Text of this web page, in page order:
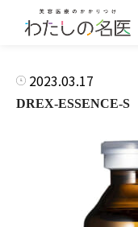
2023.03.17
DREX-ESSENCE-S